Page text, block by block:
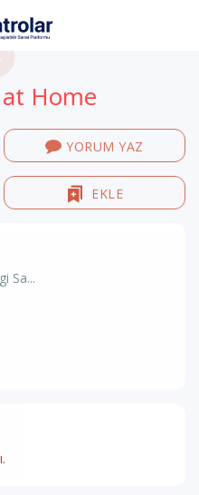
Home
YORUM YAZ
EKLE
Sa...